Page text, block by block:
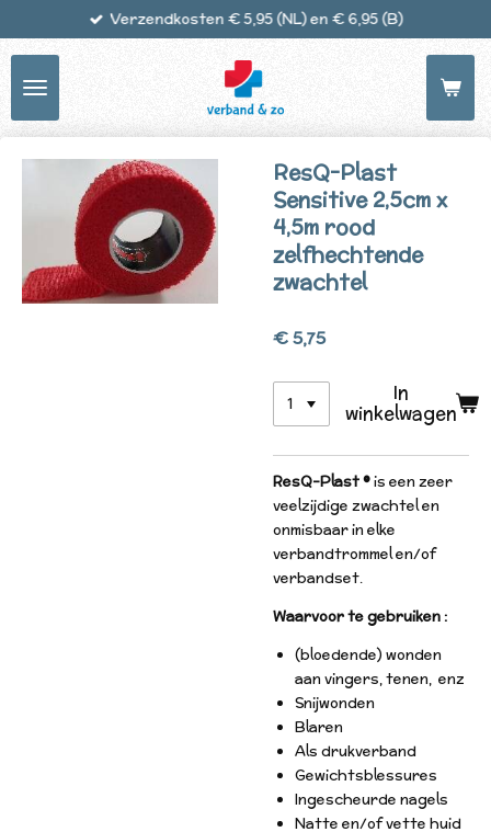
de
hoofdinhoud
Verzendkosten € 5,95 (NL) en € 6,95 (B)
ResQ-Plast
Sensitive 2,5cm x
4,5m rood
zelfhechtende
zwachtel
€ 5,75
In
winkelwagen
ResQ-Plast ®is een zeer
veelzijdige zwachtel en
onmisbaar in elke
verbandtrommel en/of
verbandset.
Waarvoor te gebruiken :
(bloedende) wonden
aan vingers, tenen, enz
Snijwonden
Blaren
Als drukverband
Gewichtsblessures
Ingescheurde nagels
Natte en/of vette huid